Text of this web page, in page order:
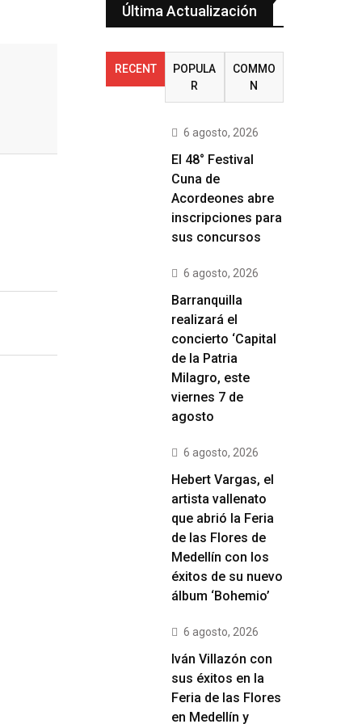
Última Actualización
RECENT
POPULA
R
COMMO
N
6 agosto, 2026
El 48° Festival
Cuna de
Acordeones abre
inscripciones para
sus concursos
6 agosto, 2026
Barranquilla
realizará el
concierto ‘Capital
de la Patria
Milagro, este
viernes 7 de
agosto
6 agosto, 2026
Hebert Vargas, el
artista vallenato
que abrió la Feria
de las Flores de
Medellín con los
éxitos de su nuevo
álbum ‘Bohemio’
6 agosto, 2026
Iván Villazón con
sus éxitos en la
Feria de las Flores
en Medellín y